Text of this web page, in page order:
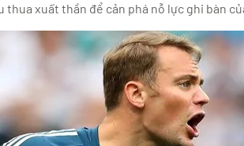
xuất thần để cản phá nỗ lực ghi bàn